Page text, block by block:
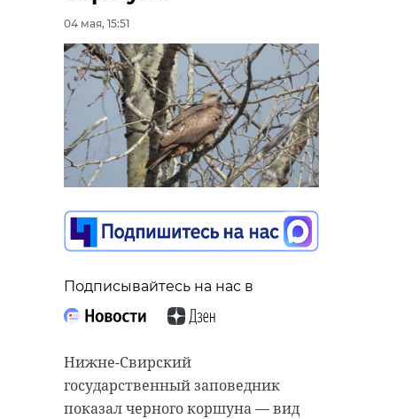
04 мая, 15:51
Подписывайтесь на нас в
Нижне-Свирский
государственный заповедник
показал черного коршуна — вид